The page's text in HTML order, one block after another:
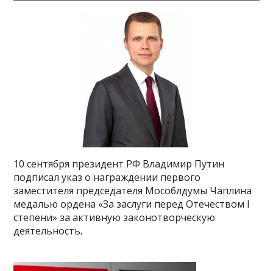
10 сентября президент РФ Владимир Путин
подписал указ о награждении первого
заместителя председателя Мособлдумы Чаплина
медалью ордена «За заслуги перед Отечеством I
степени» за активную законотворческую
деятельность.